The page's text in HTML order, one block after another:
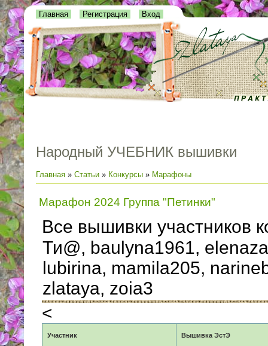
Главная Регистрация Вход
Народный УЧЕБНИК вышивки
Главная » Статьи » Конкурсы » Марафоны
Марафон 2024 Группа "Петинки"
Все вышивки участников
Ти@, baulyna1961,
lubirina, mamila205,
zlataya, zoia3
<
Участник Вышивка ЭстЭ